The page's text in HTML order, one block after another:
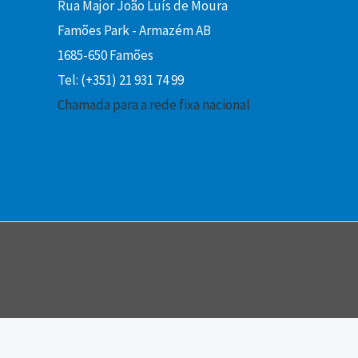
Rua Major João Luís de Moura
Famões Park - Armazém AB
1685-650 Famões
Tel: (+351) 21 931 74 99
Chamada para a rede fixa nacional